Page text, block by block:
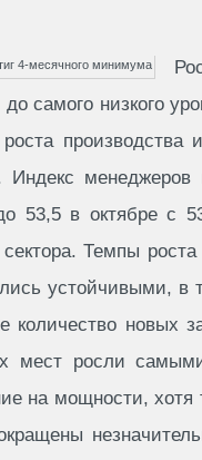
самого низкого
Индекс
53,5 в октябре с
Темпы роста
устойчивыми, в
новых
мест росли
на мощности, хотя